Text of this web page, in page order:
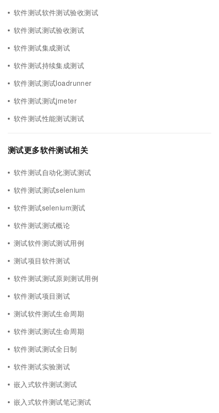
软件测试软件测试验收测试
软件测试测试验收测试
软件测试集成测试
软件测试持续集成测试
软件测试测试loadrunner
软件测试测试jmeter
软件测试性能测试测试
测试更多软件测试相关
软件测试自动化测试测试
软件测试测试selenium
软件测试selenium测试
软件测试测试概论
测试软件测试测试用例
测试项目软件测试
软件测试测试原则测试用例
软件测试项目测试
测试软件测试生命周期
软件测试测试生命周期
软件测试测试全日制
软件测试实验测试
嵌入式软件测试测试
嵌入式软件测试笔记测试